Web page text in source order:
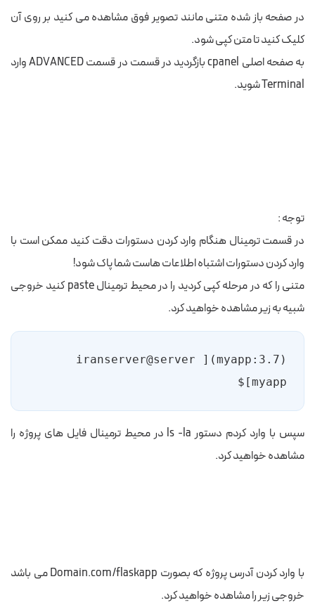
در صفحه باز شده متنی مانند تصویر فوق مشاهده می کنید بر روی آن
کلیک کنید تا متن کپی شود.
به صفحه اصلی cpanel بازگردید در قسمت در قسمت ADVANCED وارد
Terminal شوید.
توجه :
در قسمت ترمینال هنگام وارد کردن دستورات دقت کنید ممکن است با
وارد کردن دستورات اشتباه اطلاعات هاست شما پاک شود!
متنی را که در مرحله کپی کردید را در محیط ترمینال paste کنید خروجی
شبیه به زیر مشاهده خواهید کرد.
(myapp:3.7)[iranserver@server
myapp]$
سپس با وارد کردم دستور ls -la در محیط ترمینال فایل های پروژه را
مشاهده خواهید کرد.
با وارد کردن آدرس پروژه که بصورت Domain.com/flaskapp می باشد
خروجی زیر را مشاهده خواهید کرد.